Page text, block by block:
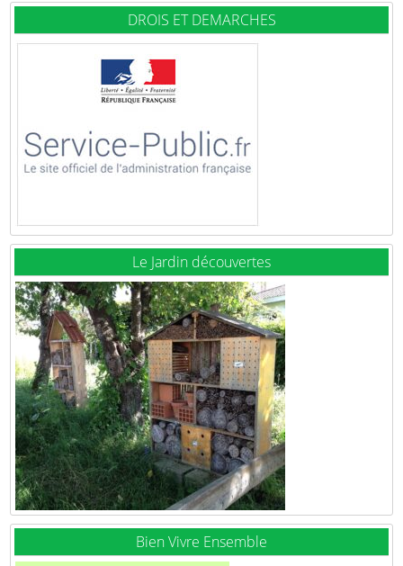
DROIS ET DEMARCHES
Le Jardin découvertes
Bien Vivre Ensemble